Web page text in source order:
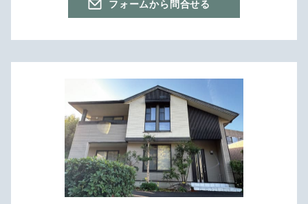
フォームから問合せる